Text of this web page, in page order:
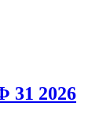
31 2026